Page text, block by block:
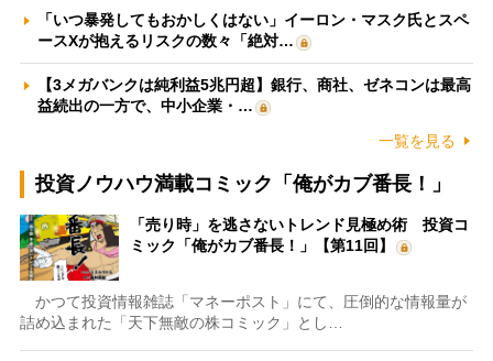
「いつ暴発してもおかしくはない」イーロン・マスク氏とスペ
ースXが抱えるリスクの数々「絶対…
【3メガバンクは純利益5兆円超】銀行、商社、ゼネコンは最高
益続出の一方で、中小企業・…
一覧を見る
投資ノウハウ満載コミック「俺がカブ番長！」
「売り時」を逃さないトレンド見極め術 投資コ
ミック「俺がカブ番長！」【第11回】
かつて投資情報雑誌「マネーポスト」にて、圧倒的な情報量が
詰め込まれた「天下無敵の株コミック」とし…